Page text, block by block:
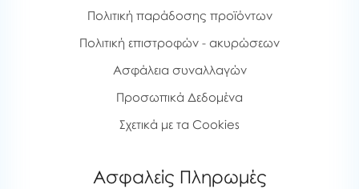
Πολιτική παράδοσης προϊόντων
Πολιτική επιστροφών - ακυρώσεων
Ασφάλεια συναλλαγών
Προσωπικά Δεδομένα
Σχετικά με τα Cookies
Ασφαλείς Πληρωμές